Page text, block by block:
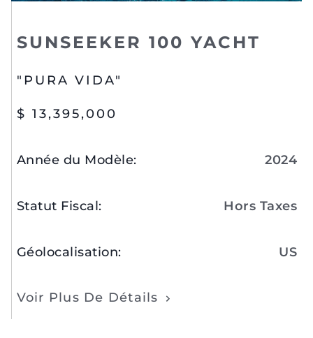
SUNSEEKER 100 YACHT
"PURA VIDA"
$ 13,395,000
Année du Modèle: 2024
Statut Fiscal: Hors Taxes
Géolocalisation: US
Voir Plus De Détails